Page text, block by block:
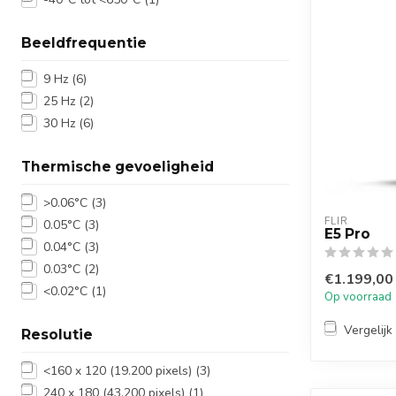
Beeldfrequentie
9 Hz (6)
25 Hz (2)
30 Hz (6)
Thermische gevoeligheid
>0.06°C (3)
0.05°C (3)
0.04°C (3)
0.03°C (2)
<0.02°C (1)
Resolutie
<160 x 120 (19.200 pixels) (3)
FLIR
E5 Pro
€1.199,00
Op voorraad
Vergelijk